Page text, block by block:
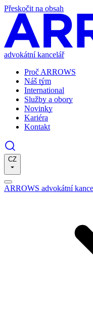
Přeskočit na obsah
advokátní kancelář
Proč ARROWS
Náš tým
International
Služby a obory
Novinky
Kariéra
Kontakt
CZ
ARROWS advokátní